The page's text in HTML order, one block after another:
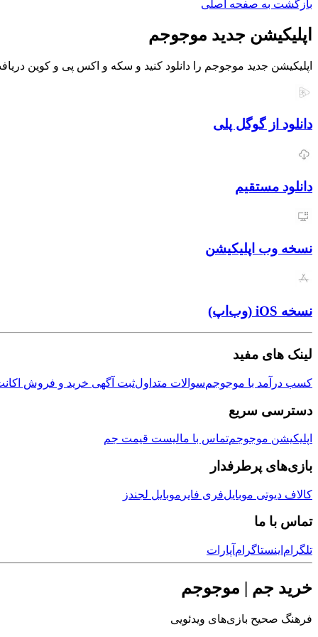
بازگشت به صفحه اصلی
اپلیکیشن جدید موجوجم
اپلیکیشن جدید موجوجم را دانلود کنید و سکه و اکس پی و کوین
دانلود از گوگل پلی
دانلود مستقیم
نسخه وب اپلیکیشن
نسخه iOS (وب‌اپ)
لینک های مفید
کسب درآمد با موجوجمسوالات متداولثبت آگهی خرید و فروش
دسترسی سریع
اپلیکیشن موجوجمتماس با مالیست قیمت جم
بازی‌های پرطرفدار
کالاف دیوتی موبایلفری فایر موبایل لجندز
تماس با ما
تلگرام اینستاگرام آپارات
خرید جم | موجوجم
فرهنگ صحیح بازی‌های ویدئویی